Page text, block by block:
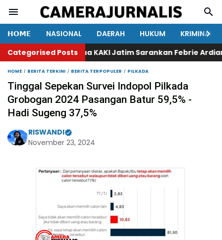
𝗛𝗢𝗠𝗘 NASIONAL DAERAH HUKUM
KRIMINAL
Categorised PostsKetua KAKI Jatim Sarankan Febrie
HOME BERITA TERKINI BERITA TERPOPULER PILKADA
Tinggal Sepekan Survei Indopol Pilkada
Grobogan 2024 Pasangan Batur 59,5% -
Hadi Sugeng 37,5%
RISWANDI
November 23, 2024